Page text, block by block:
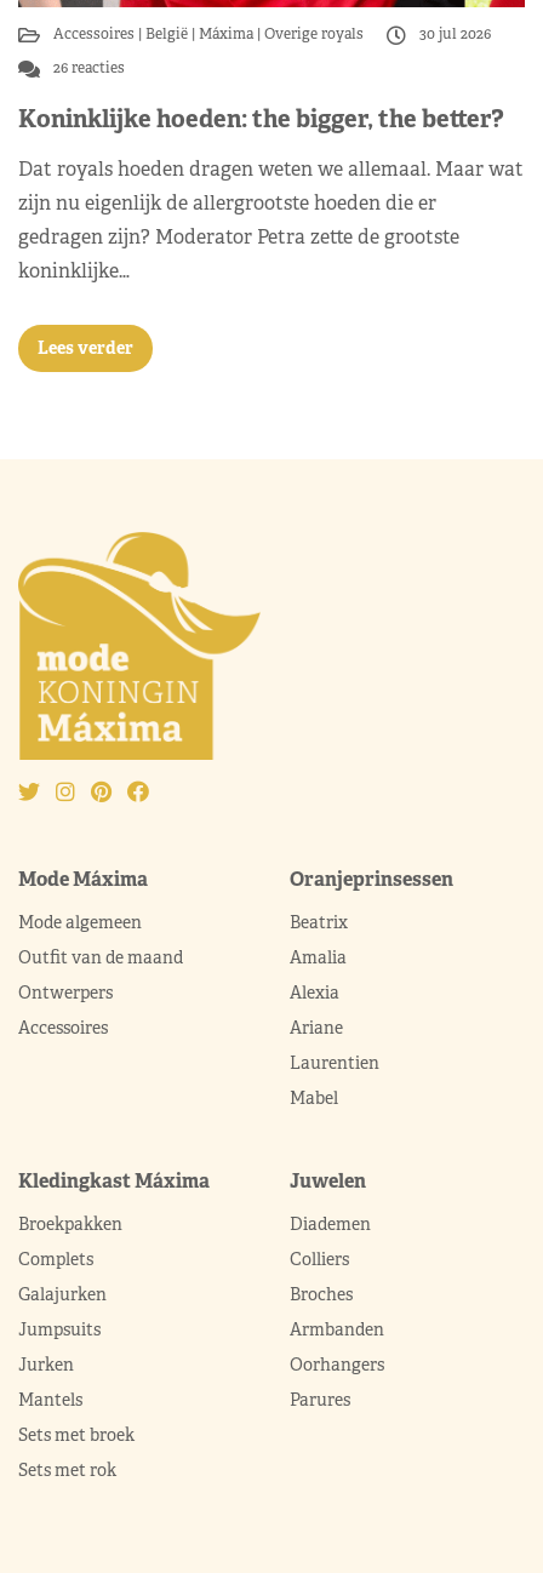
Accessoires België Máxima Overige royals
30 jul 2026
26 reacties
Koninklijke hoeden: the bigger, the better?
Dat royals hoeden dragen weten we allemaal. Maar wat
zijn nu eigenlijk de allergrootste hoeden die er
gedragen zijn? Moderator Petra zette de grootste
koninklijke…
Lees verder
Mode Máxima
Mode algemeen
Outfit van de maand
Ontwerpers
Accessoires
Oranjeprinsessen
Beatrix
Amalia
Alexia
Ariane
Laurentien
Mabel
Kledingkast Máxima
Broekpakken
Complets
Galajurken
Jumpsuits
Jurken
Mantels
Sets met broek
Sets met rok
Juwelen
Diademen
Colliers
Broches
Armbanden
Oorhangers
Parures